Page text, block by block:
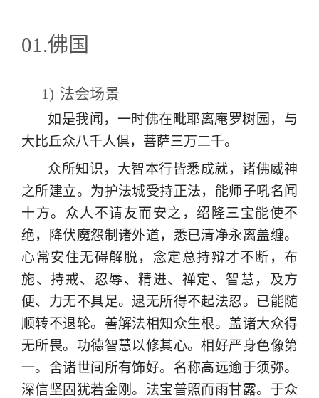
01.佛国
1) 法会场景
如是我闻，一时佛在毗耶离庵罗树园，与
大比丘众八千人俱，菩萨三万二千。
众所知识，大智本行皆悉成就，诸佛威神
之所建立。为护法城受持正法，能师子吼名闻
十方。众人不请友而安之，绍隆三宝能使不
绝，降伏魔怨制诸外道，悉已清净永离盖缠。
心常安住无碍解脱，念定总持辩才不断，布
施、持戒、忍辱、精进、禅定、智慧，及方
便、力无不具足。逮无所得不起法忍。已能随
顺转不退轮。善解法相知众生根。盖诸大众得
无所畏。功德智慧以修其心。相好严身色像第
一。舍诸世间所有饰好。名称高远逾于须弥。
深信坚固犹若金刚。法宝普照而雨甘露。于众